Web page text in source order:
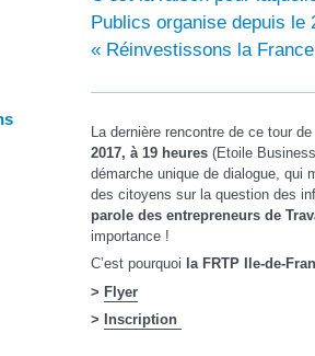
Publics organise depuis le
« Réinvestissons la
La dernière rencontre de ce tour
2017, à 19 heures (Etoile
démarche unique de dialogue, qui
des citoyens sur la question des
parole des entrepreneurs de
importance !
C’est pourquoi la FRTP Ile-de-
> Flyer
>
Inscription